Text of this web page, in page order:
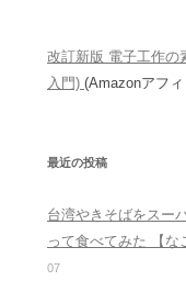
改訂新版 電子工作の
入門) (Amazonアフ
最近の投稿
台湾やきそばをスー
って食べてみた 【な
07